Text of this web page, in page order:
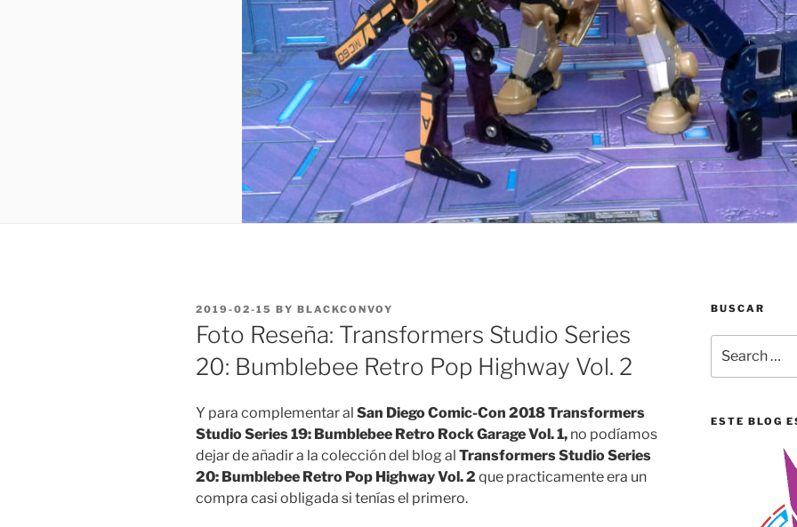
POSTED
ON
2019-02-15 BY BLACKCONVOY
Foto Reseña: Transformers Studio Series
20: Bumblebee Retro Pop Highway Vol. 2
Y para complementar al San Diego Comic-Con 2018 Transformers
Studio Series 19: Bumblebee Retro Rock Garage Vol. 1, no podíamos
dejar de añadir a la colección del blog al Transformers Studio Series
20: Bumblebee Retro Pop Highway Vol. 2 que practicamente era un
compra casi obligada si tenías el primero.
BUSCAR
for:
ESTE BLOG